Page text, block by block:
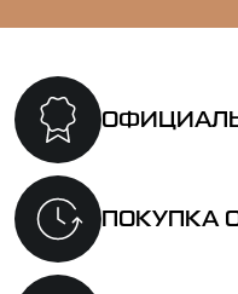
ПОКУПКА